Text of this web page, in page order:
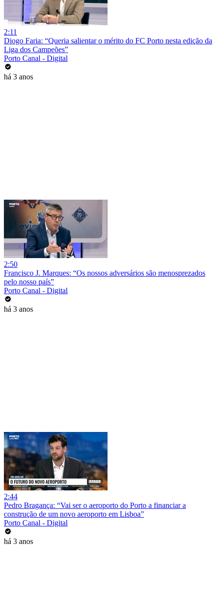
2:11
Diogo Faria: “Queria salientar o mérito do FC Porto nesta edição da
Liga dos Campeões”
Porto Canal - Digital
há 3 anos
2:50
Francisco J. Marques: “Os nossos adversários são menosprezados
pelo nosso país”
Porto Canal - Digital
há 3 anos
2:44
Pedro Bragança: “Vai ser o aeroporto do Porto a financiar a
construção de um novo aeroporto em Lisboa”
Porto Canal - Digital
há 3 anos